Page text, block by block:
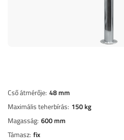
Cső átmérője 48 mm
Maximális teherbírás 150 kg
Magasság 600 mm
Támasz fix